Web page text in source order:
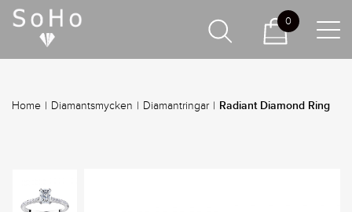
Home | Diamantsmycken | Diamantringar | Radiant Diamond Ring
0